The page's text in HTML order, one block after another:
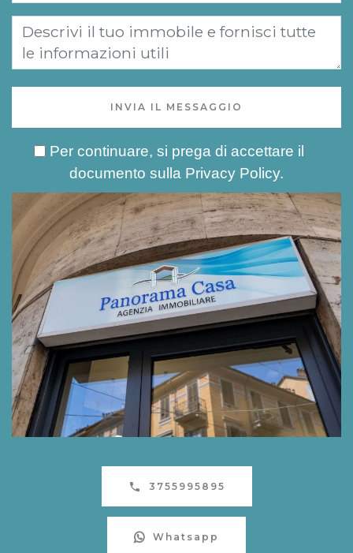
INVIA IL MESSAGGIO
Per continuare, si prega di accettare il
documento sulla Privacy Policy.
3755995895
Whatsapp